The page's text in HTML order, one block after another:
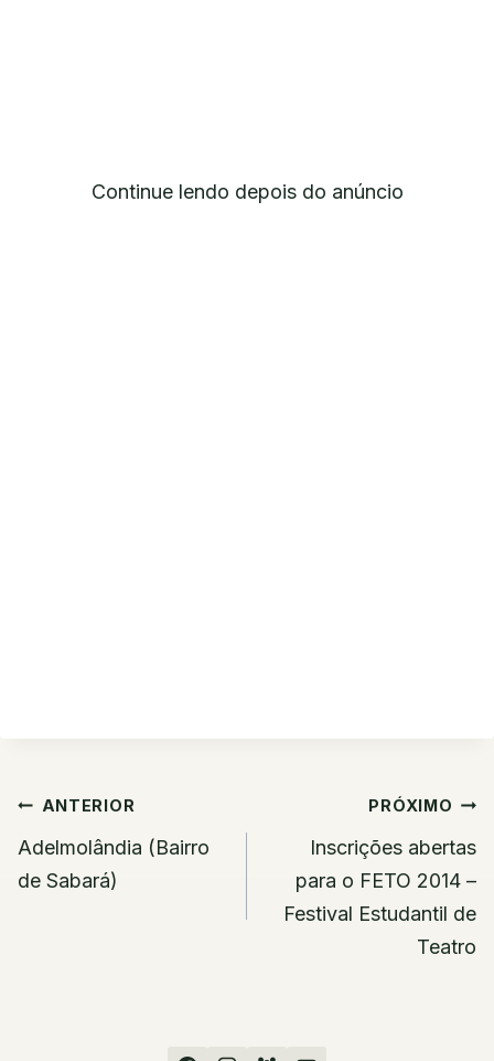
Continue lendo depois do anúncio
Navegação
de
Post
ANTERIOR
Adelmolândia (Bairro
de Sabará)
PRÓXIMO
Inscrições abertas
para o FETO 2014 –
Festival Estudantil de
Teatro